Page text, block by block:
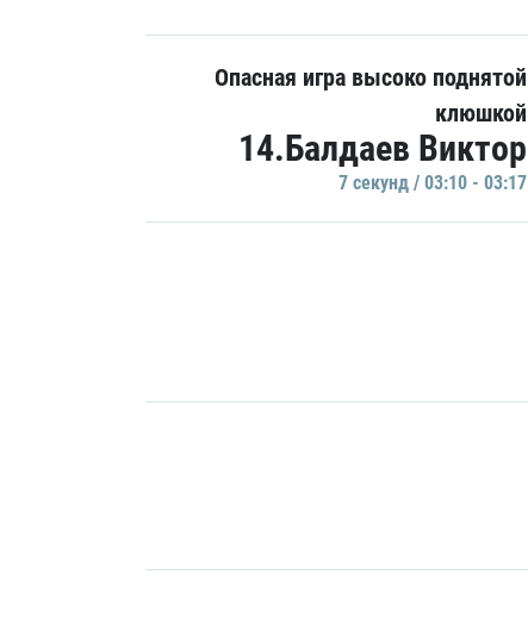
Опасная игра высоко поднятой
клюшкой
14.Балдаев Виктор
7 секунд / 03:10 - 03:17